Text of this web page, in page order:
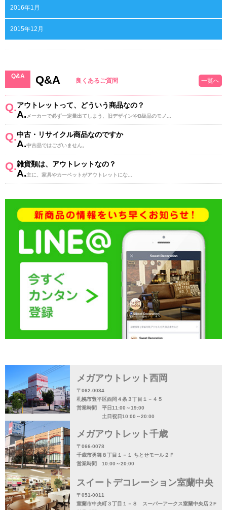
2016年1月
2015年12月
Q&A Q&A 良くあるご質問 一覧へ
Q.アウトレットって、どういう商品なの？
A. メーカーで必ず一定量出てしまう、旧デザインやB級品のモノ...
Q.中古・リサイクル商品なのですか
A.中古品ではございません。
Q.雑貨類は、アウトレットなの？
A.主に、家具やカーペットがアウトレットにな...
メガアウトレット西岡
〒062-0034
札幌市豊平区西岡４条３丁目１－４５
営業時間 平日11:00～19:00
土日祝日10:00～20:00
メガアウトレット千歳
〒066-0078
千歳市勇舞８丁目１－１ ちとせモール２Ｆ
営業時間 10:00～20:00
スイートデコレーション室蘭中央
〒051-0011
室蘭市中央町３丁目１－８ スーパーアークス室蘭中央店２F